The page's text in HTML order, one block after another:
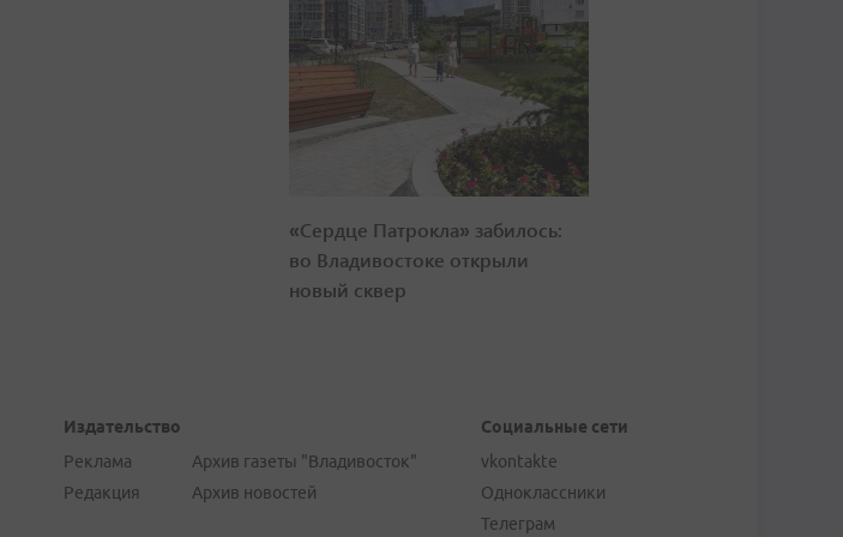
«Сердце Патрокла» забилось:
во Владивостоке открыли
новый сквер
Издательство
Реклама
Редакция
Архив газеты "Владивосток"
Архив новостей
Социальные сети
vkontakte
Одноклассники
Телеграм